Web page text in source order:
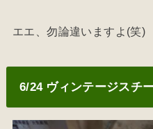
エエ、勿論違いますよ(笑)
6/24 ヴィンテージスチ